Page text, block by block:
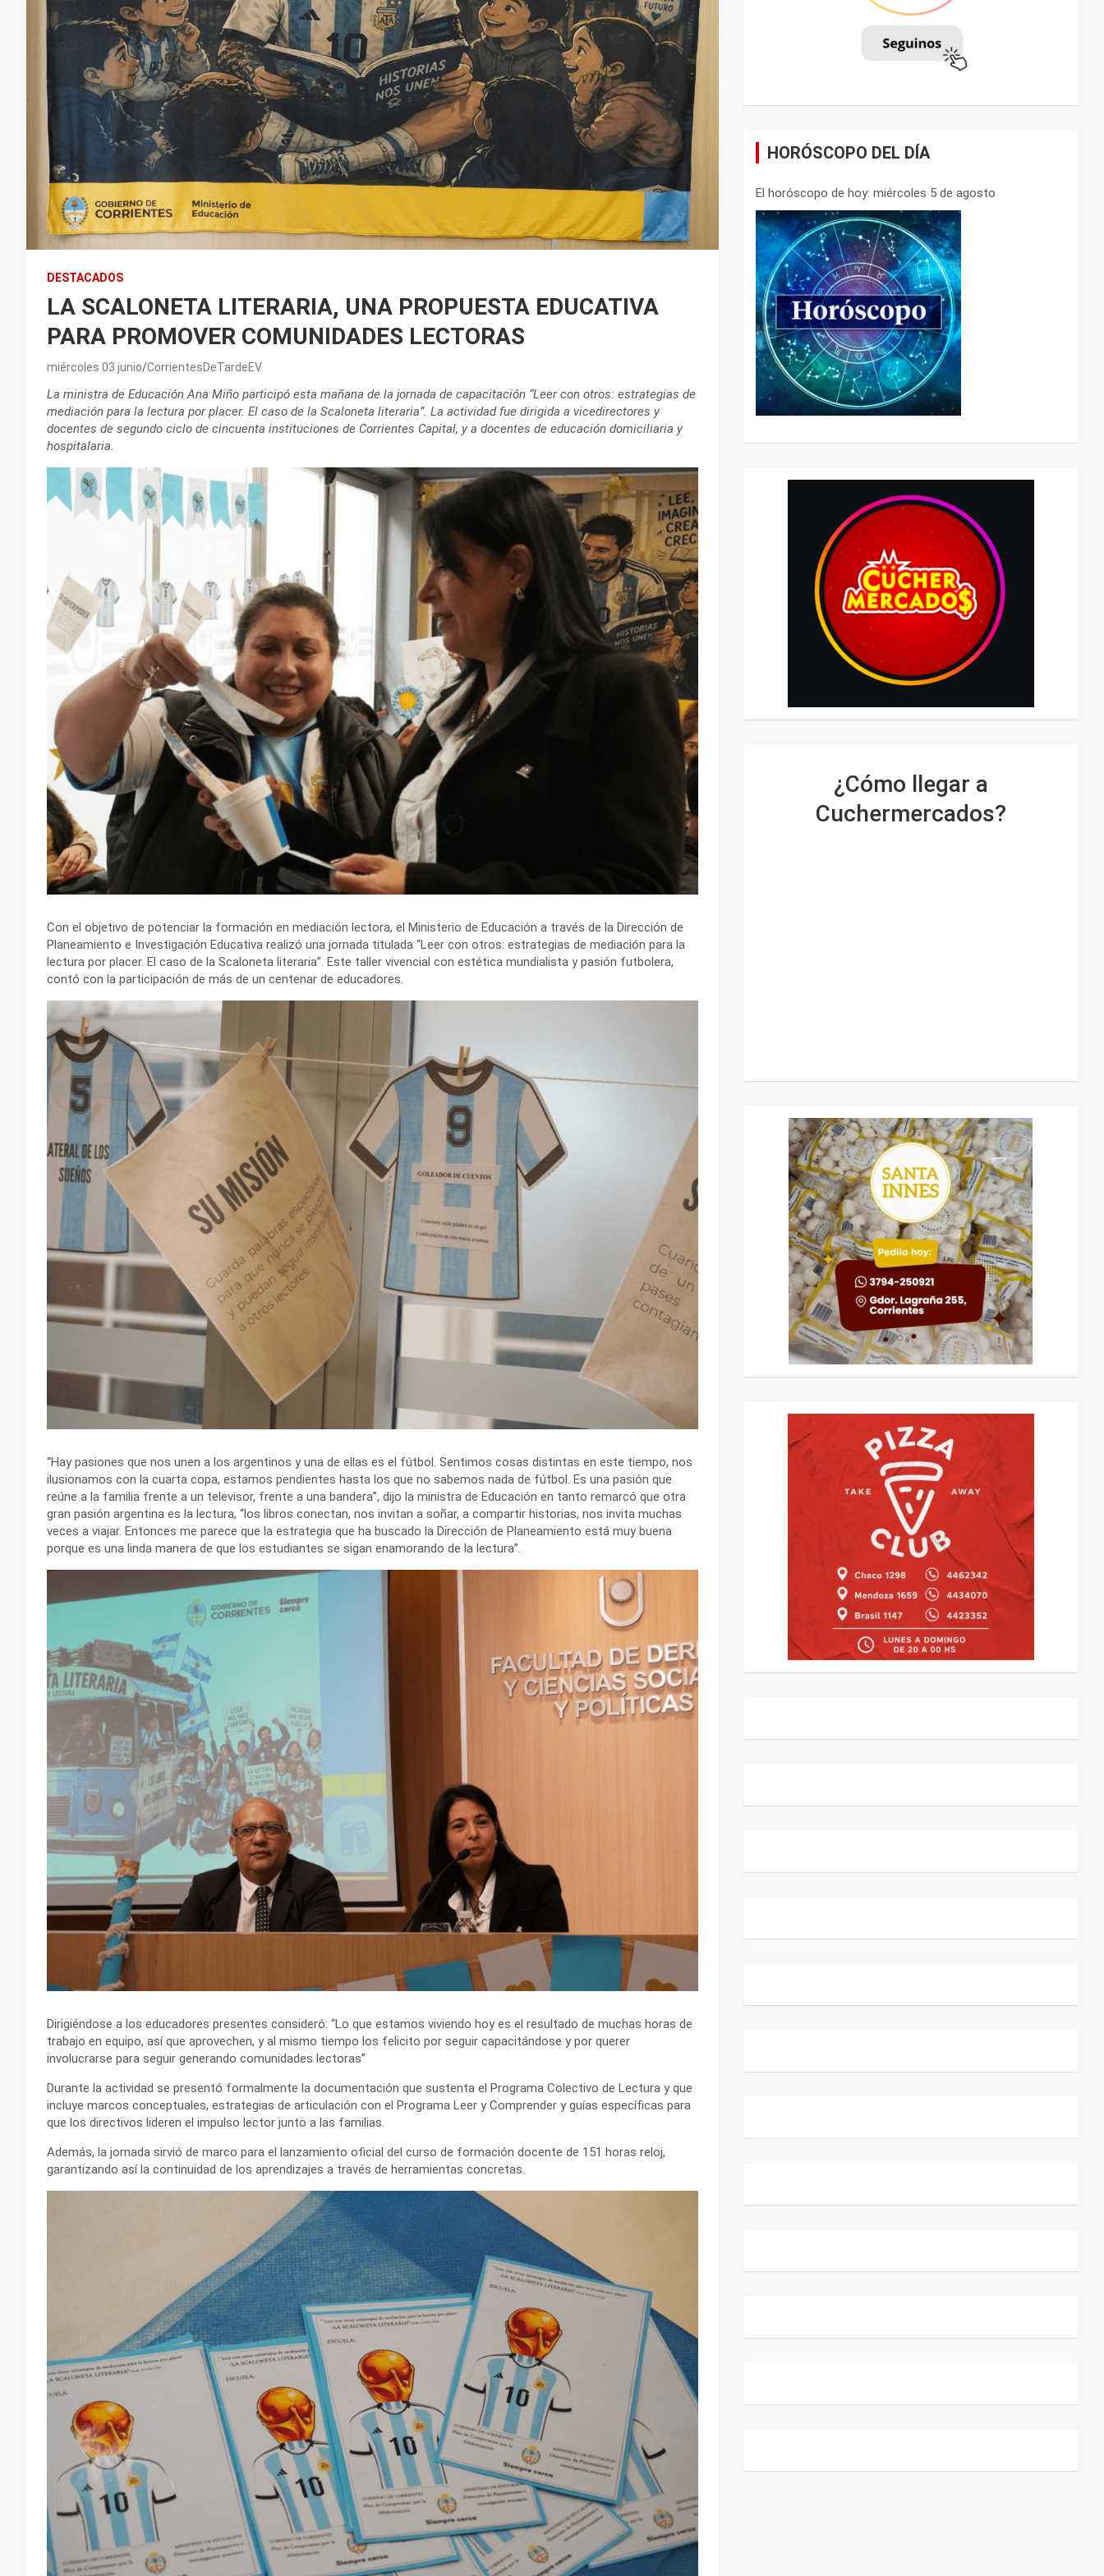
DESTACADOS
LA SCALONETA LITERARIA, UNA PROPUESTA EDUCATIVA
PARA PROMOVER COMUNIDADES LECTORAS
miércoles 03 junio CorrientesDeTardeEV
La ministra de Educación Ana Miño participó esta mañana de la jornada de capacitación “Leer con otros: estrategias de
mediación para la lectura por placer. El caso de la Scaloneta literaria”. La actividad fue dirigida a vicedirectores y
docentes de segundo ciclo de cincuenta instituciones de Corrientes Capital, y a docentes de educación domiciliaria y
hospitalaria.
Con el objetivo de potenciar la formación en mediación lectora, el Ministerio de Educación a través de la Dirección de
Planeamiento e Investigación Educativa realizó una jornada titulada “Leer con otros: estrategias de mediación para la
lectura por placer. El caso de la Scaloneta literaria”. Este taller vivencial con estética mundialista y pasión futbolera,
contó con la participación de más de un centenar de educadores.
“Hay pasiones que nos unen a los argentinos y una de ellas es el fútbol. Sentimos cosas distintas en este tiempo, nos
ilusionamos con la cuarta copa, estamos pendientes hasta los que no sabemos nada de fútbol. Es una pasión que
reúne a la familia frente a un televisor, frente a una bandera”, dijo la ministra de Educación en tanto remarcó que otra
gran pasión argentina es la lectura, “los libros conectan, nos invitan a soñar, a compartir historias, nos invita muchas
veces a viajar. Entonces me parece que la estrategia que ha buscado la Dirección de Planeamiento está muy buena
porque es una linda manera de que los estudiantes se sigan enamorando de la lectura”.
Dirigiéndose a los educadores presentes consideró: “Lo que estamos viviendo hoy es el resultado de muchas horas de
trabajo en equipo, así que aprovechen, y al mismo tiempo los felicito por seguir capacitándose y por querer
involucrarse para seguir generando comunidades lectoras”
Durante la actividad se presentó formalmente la documentación que sustenta el Programa Colectivo de Lectura y que
incluye marcos conceptuales, estrategias de articulación con el Programa Leer y Comprender y guías específicas para
que los directivos lideren el impulso lector junto a las familias.
Además, la jornada sirvió de marco para el lanzamiento oficial del curso de formación docente de 151 horas reloj,
garantizando así la continuidad de los aprendizajes a través de herramientas concretas.
HORÓSCOPO DEL DÍA
El horóscopo de hoy: miércoles 5 de agosto
¿Cómo llegar a
Cuchermercados?